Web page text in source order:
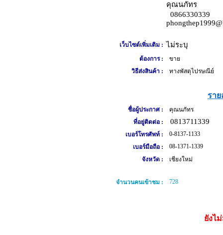
คุณนภัทร
0866330339
เว็บไซต์เพิ่มเติม : ไม่ระบุ
ต้องการ :
ขาย
วิธีส่งสินค้า :
ทางพัสดุไปรษณีย์
ราย
ชื่อผู้ประกาศ :
คุณนภัทร
ที่อยู่ติดต่อ :
0813711339
เบอร์โทรศัพท์ :
0-8137-1133
เบอร์มือถือ :
08-1371-1339
จังหวัด :
เชียงใหม่
จำนวนคนเข้าชม : 728
ยังไ